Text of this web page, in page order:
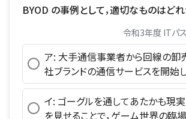
BYOD の事例として，適切なものはどれ
令和3年度 ITパ
ア: 大手通信事業者から回線の卸
社ブランドの通信サービスを開始し
イ: ゴーグルを通してあたかも現
を見せることで，ゲーム世界の臨